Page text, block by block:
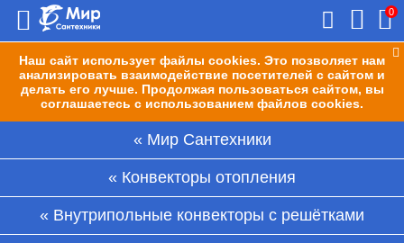
Наш сайт использует файлы cookies. Это позволяет нам
анализировать взаимодействие посетителей с сайтом и
делать его лучше. Продолжая пользоваться сайтом, вы
соглашаетесь с использованием файлов cookies.
0
Мир Сантехники
Конвекторы отопления
Внутрипольные конвекторы с решётками